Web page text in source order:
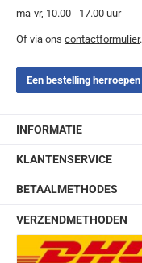
ma-vr, 10.00 - 17.00 uur
Of via ons contactformulier.
Een bestelling herroepen
INFORMATIE
KLANTENSERVICE
BETAALMETHODES
VERZENDMETHODEN